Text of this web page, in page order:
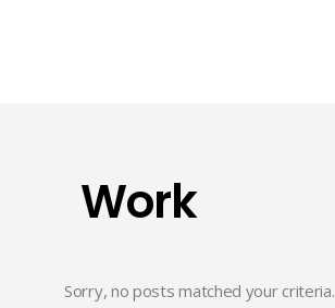
Work
Sorry, no posts matched your criteria.